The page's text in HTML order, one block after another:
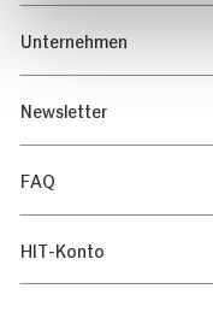
Unternehmen
Newsletter
FAQ
HIT-Konto